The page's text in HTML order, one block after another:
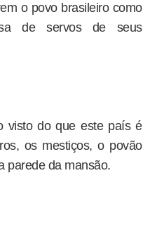
o povo brasileiro como
de servos de seus
visto do que este país é
os mestiços, o povão
parede da mansão.